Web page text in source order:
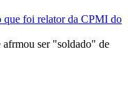
que foi relator da CPMI do
ser "soldado" de